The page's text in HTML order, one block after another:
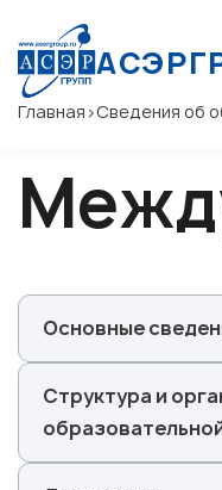
Главная >Сведения об
Основные
Структура и